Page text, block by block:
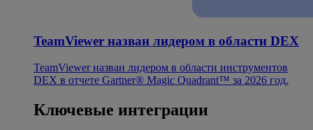
TeamViewer назван лидером в области DEX
TeamViewer назван лидером в области инструментов
DEX в отчете Gartner® Magic Quadrant™ за 2026 год.
Ключевые интеграции